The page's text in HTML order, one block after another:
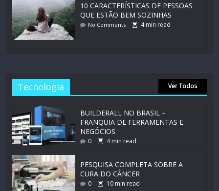
10 CARACTERÍSTICAS DE PESSOAS
QUE ESTÃO BEM SOZINHAS
No Comments 4min read
Tecnologia Ver Todos
BUILDERALL NO BRASIL –
FRANQUIA DE FERRAMENTAS E
NEGÓCIOS
0 4min read
PESQUISA COMPLETA SOBRE A
CURA DO CÂNCER
0 10 min read